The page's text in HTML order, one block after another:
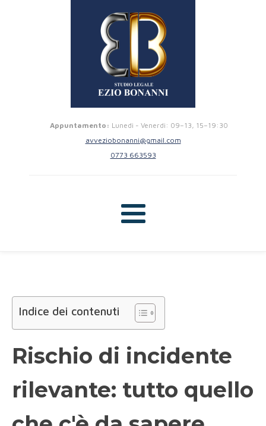
Appuntamento: Lunedi - Venerdi: 09–13, 15–19:30
avveziobonanni@gmail.com
0773 663593
Indice dei contenuti
Rischio di incidente
rilevante: tutto quello